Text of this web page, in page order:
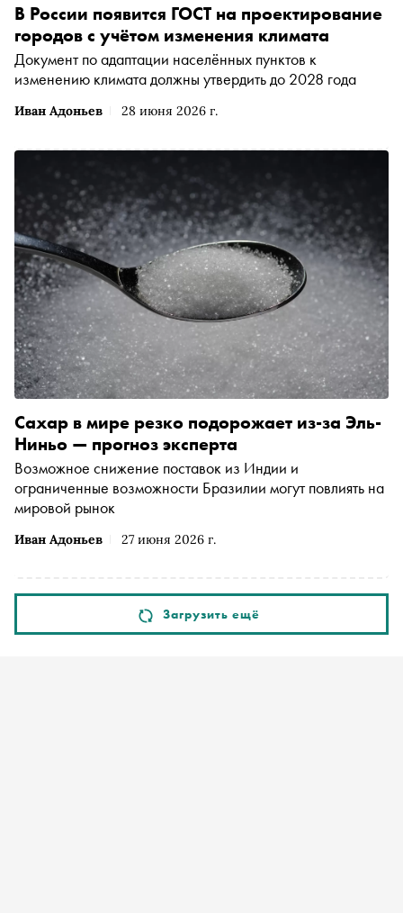
Иван Адоньев 28 июня 2026 г.
В России появится ГОСТ на проектирование
городов с учётом изменения климата
Документ по адаптации населённых пунктов к
изменению климата должны утвердить до 2028 года
Иван Адоньев 27 июня 2026 г.
Сахар в мире резко подорожает из-за Эль-
Ниньо — прогноз эксперта
Возможное снижение поставок из Индии и
ограниченные возможности Бразилии могут повлиять на
мировой рынок
Загрузить ещё